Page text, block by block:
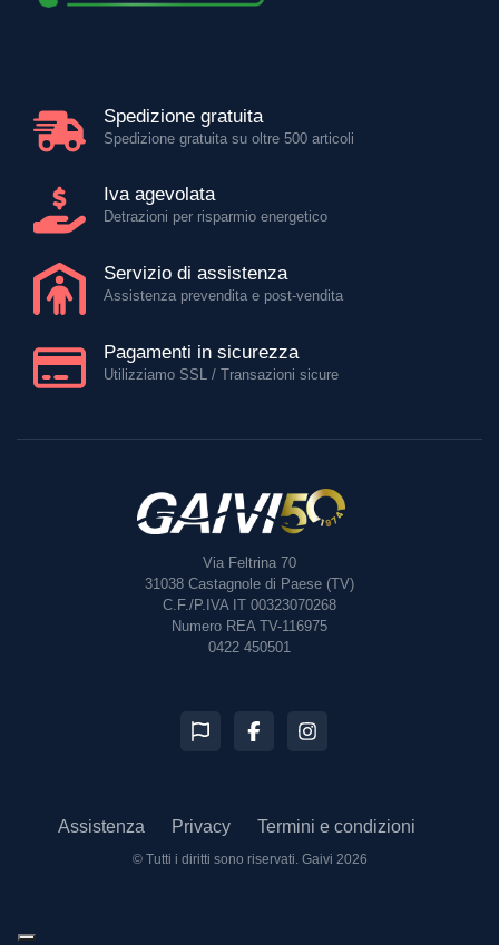
Spedizione gratuita
Spedizione gratuita su oltre 500 articoli
Iva agevolata
Detrazioni per risparmio energetico
Servizio di assistenza
Assistenza prevendita e post-vendita
Pagamenti in sicurezza
Utilizziamo SSL / Transazioni sicure
Via Feltrina 70
31038 Castagnole di Paese (TV)
C.F./P.IVA IT 00323070268
Numero REA TV-116975
0422 450501
Assistenza Privacy Termini e condizioni
© Tutti i diritti sono riservati. Gaivi 2026